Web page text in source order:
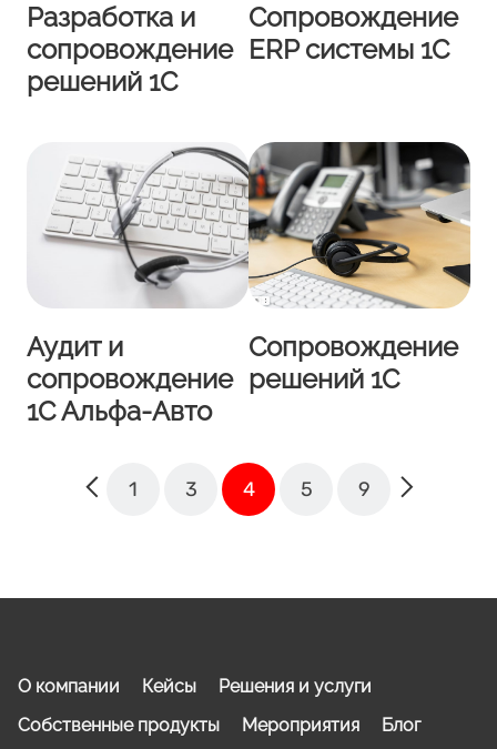
Разработка и
сопровождение
решений 1С
Сопровождение
ERP системы 1С
Аудит и
сопровождение
1С Альфа-Авто
Сопровождение
решений 1С
1 3 4 5 9
О компании Кейсы
Решения и услуги
Собственные продукты
Мероприятия
Блог